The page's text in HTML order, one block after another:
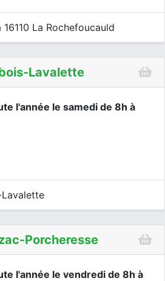
La Rochefoucauld
Lavalette
l'année le samedi de 8h à
Porcheresse
l'année le vendredi de 8h à